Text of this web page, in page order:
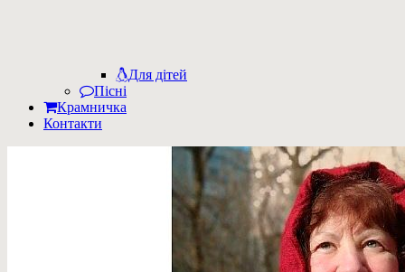
Для дітей
Пісні
Крамничка
Контакти